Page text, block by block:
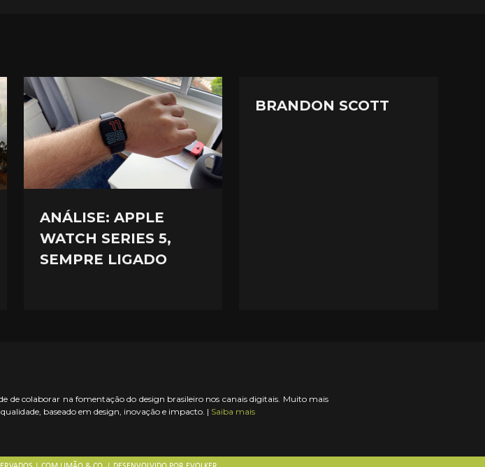
ANÁLISE: APPLE
WATCH SERIES 5,
SEMPRE LIGADO
BRANDON SCOTT
de colaborar na fomentação do design brasileiro nos canais digitais. Muito mais
baseado em design, inovação e impacto. | Saiba mais